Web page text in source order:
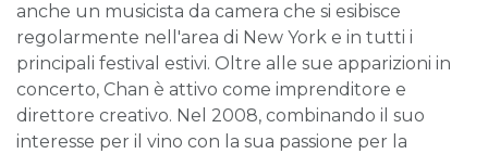
anche un musicista da camera che si esibisce
regolarmente nell'area di New York e in tutti i
principali festival estivi. Oltre alle sue apparizioni in
concerto, Chan è attivo come imprenditore e
direttore creativo. Nel 2008, combinando il suo
interesse per il vino con la sua passione per la